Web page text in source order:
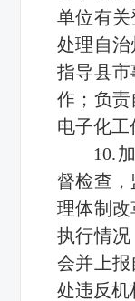
单位有
处理自治
指导县市
作；负责
电子化工
10.
督检查，
理体制改
执行情况
会并上报
处违反机